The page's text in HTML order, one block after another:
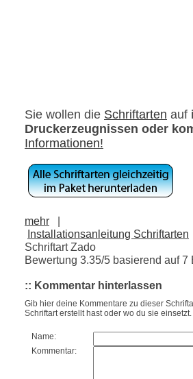
Sie wollen die Schriftarten auf
Druckerzeugnissen oder
Informationen!
mehr
|
Installationsanleitung Schriftarten
Schriftart Zado
Bewertung 3.35/5 basierend auf7
:: Kommentar hinterlassen
Gib hier deine Kommentare zu dieser
Schriftart erstellt hast oder wo du sie einsetzt.
Name:
Kommentar: